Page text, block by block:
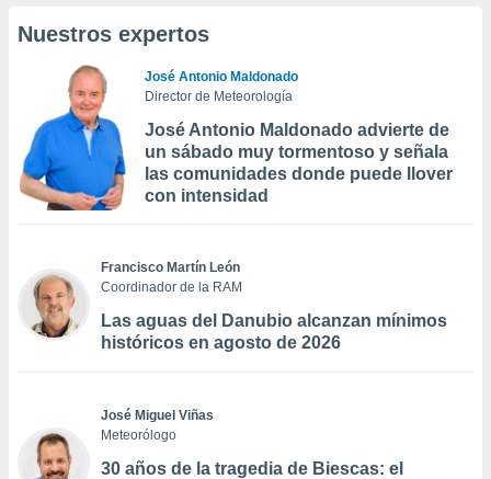
Nuestros expertos
José Antonio Maldonado
Director de Meteorología
José Antonio Maldonado advierte de
un sábado muy tormentoso y señala
las comunidades donde puede llover
con intensidad
Francisco Martín León
Coordinador de la RAM
Las aguas del Danubio alcanzan mínimos
históricos en agosto de 2026
José Miguel Viñas
Meteorólogo
30 años de la tragedia de Biescas: el